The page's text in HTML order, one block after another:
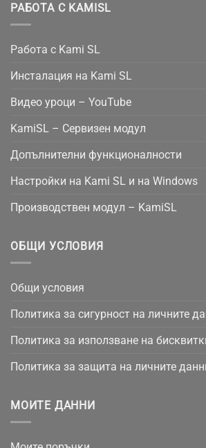
РАБОТА С KAMISL
Работа с Kami SL
Инсталация на Kami SL
Видео уроци – YouTube
KamiSL – Сервизен модул
Допълнителни функционалности
Настройки на Kami SL и на Windows
Производствен модул – KamiSL
ОБЩИ УСЛОВИЯ
Общи условия
Политика за сигурност на личните
Политика за използване на
Политика за защита на личните
МОИТЕ ДАННИ